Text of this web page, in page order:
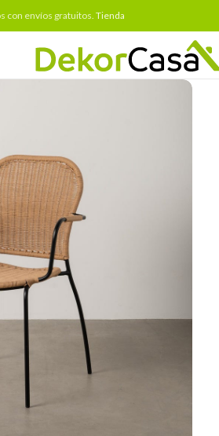
con envíos gratuitos. Tienda